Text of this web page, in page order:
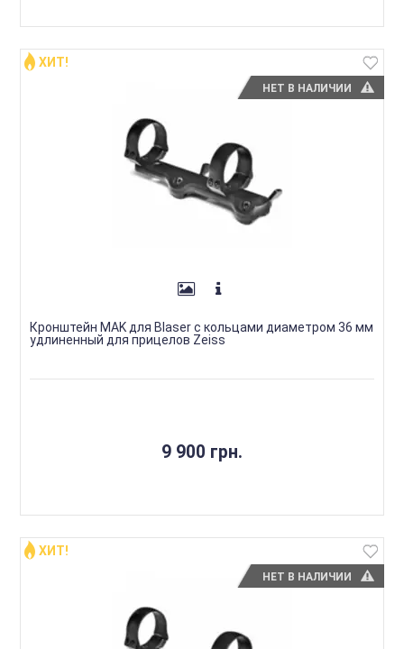
НЕТ В НАЛИЧИИ
ХИТ!
Кронштейн MAK для Blaser с кольцами диаметром 36 мм
удлиненный для прицелов Zeiss
9 900 грн.
НЕТ В НАЛИЧИИ
ХИТ!